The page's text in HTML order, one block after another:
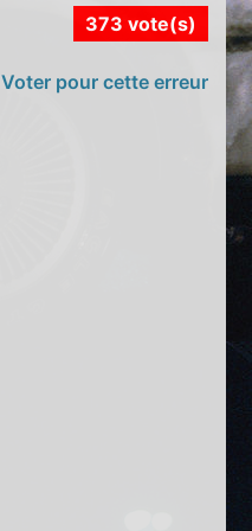
373 vote(s)
Voter pour cette erreur